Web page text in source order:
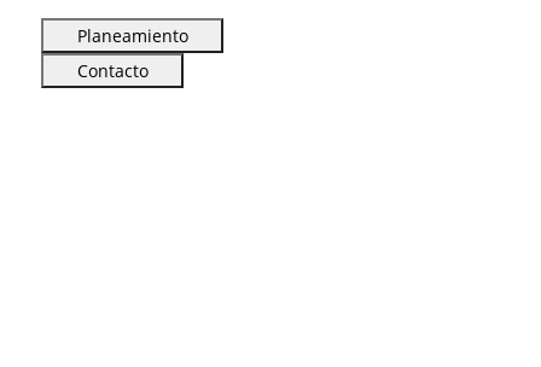
Planeamiento
Contacto